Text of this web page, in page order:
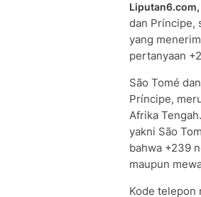
Profil São
Cara
Sistem
Sejarah dan
Waspada
Pertanyaan
• Apa itu
•
• Apakah
dan Príncipe,
yang
pertanyaan
São Tomé
Príncipe,
Afrika
yakni São
bahwa +239
maupun
Kode telepon